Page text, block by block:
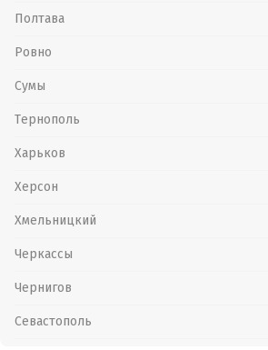
Полтава
Ровно
Сумы
Тернополь
Харьков
Херсон
Хмельницкий
Черкассы
Чернигов
Севастополь